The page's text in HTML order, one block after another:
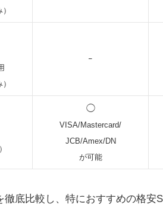
ｰ
◯
VISA/Mastercard/
JCB/Amex/DN
が可能
底比較し、特におすすめの格安